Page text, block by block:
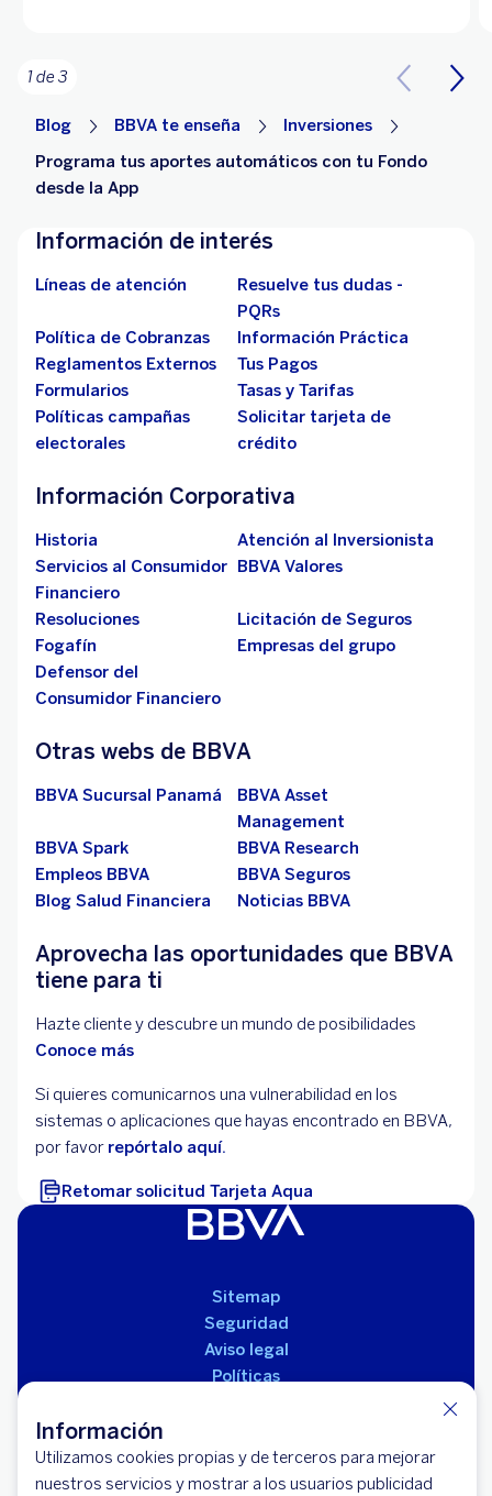
Información
Utilizamos cookies propias y de terceros para mejorar
nuestros servicios y mostrar a los usuarios publicidad
1 de 3
Blog BBVA te enseña
Inversiones
Programa tus aportes automáticos con tu Fondo
desde la App
Información de interés
Líneas de atención
Resuelve tus dudas -
PQRs
Política de Cobranzas
Información Práctica
Reglamentos Externos
Tus Pagos
Formularios
Tasas y Tarifas
Políticas campañas
electorales
Solicitar tarjeta de
crédito
Información Corporativa
Historia
Atención al Inversionista
Servicios al Consumidor
Financiero
BBVA Valores
Resoluciones
Licitación de Seguros
Fogafín
Empresas del grupo
Defensor del
Consumidor Financiero
Otras webs de BBVA
BBVA Sucursal Panamá
BBVA Asset
Management
BBVA Spark
BBVA Research
Empleos BBVA
BBVA Seguros
Blog Salud Financiera
Noticias BBVA
Aprovecha las oportunidades que BBVA
tiene para ti
Hazte cliente y descubre un mundo de posibilidades
Conoce más
Si quieres comunicarnos una vulnerabilidad en los
sistemas o aplicaciones que hayas encontrado en BBVA,
por favor repórtalo aquí.
Retomar solicitud Tarjeta Aqua
Sitemap
Seguridad
Aviso legal
Políticas